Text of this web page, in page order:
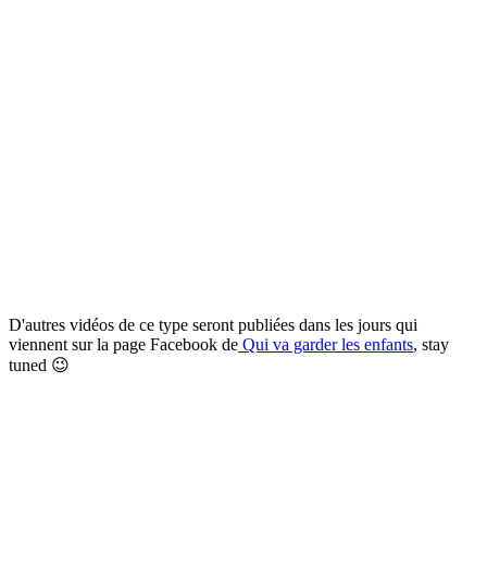
D'autres vidéos de ce type seront publiées dans les jours qui
viennent sur la page Facebook de Qui va garder les enfants, stay
tuned 😉